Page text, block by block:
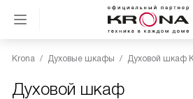
Krona Духовые шкафы Духовой шкаф
Духовой шкаф